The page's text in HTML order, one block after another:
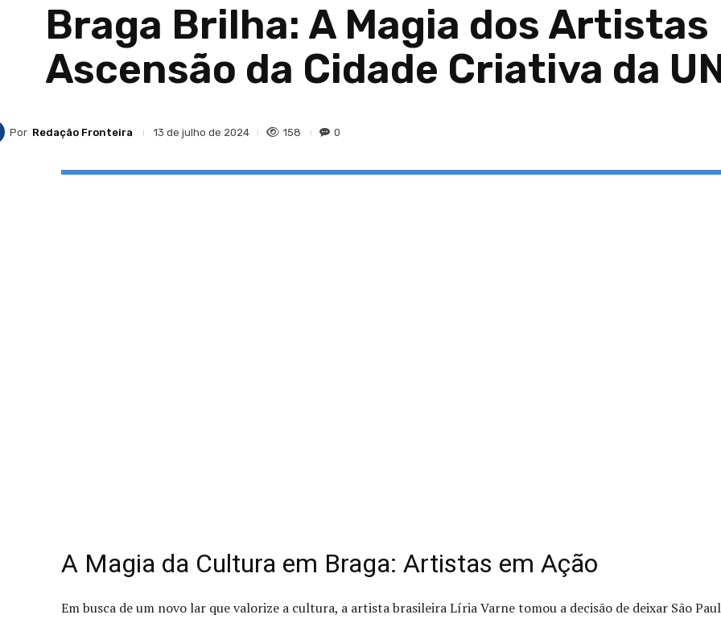
Braga Brilha: A Magia dos
Ascensão da Cidade Criativa da
Por Redação Fronteira 13 de julho de 2024 158 0
A Magia da Cultura em Braga: Artistas em Ação
Em busca de um novo lar que valorize a cultura, a artista brasileira Líria Varne tomou a decisão de deixar São